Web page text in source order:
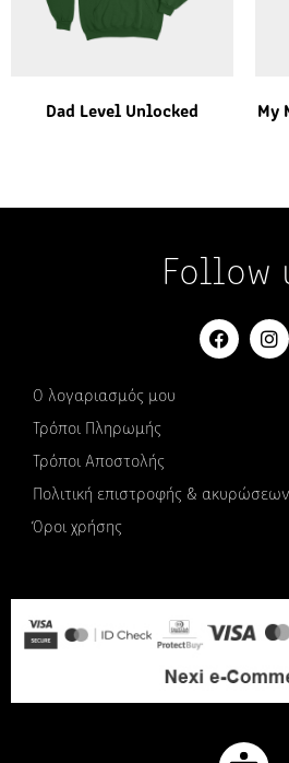
Dad Level Unlocked
My
Follow
Ο λογαριασμός μου
Τρόποι Πληρωμής
Τρόποι Αποστολής
Πολιτική επιστροφής & ακυρώσεων
Όροι χρήσης